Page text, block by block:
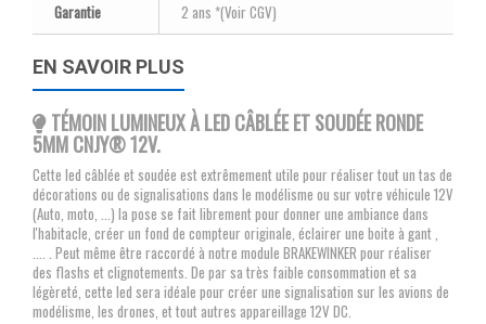
Garantie
2 ans *(Voir CGV)
EN SAVOIR PLUS
TÉMOIN LUMINEUX À LED CÂBLÉE ET SOUDÉE RONDE
5MM CNJY® 12V.
Cette led câblée et soudée est extrêmement utile pour réaliser tout un tas de
décorations ou de signalisations dans le modélisme ou sur votre véhicule 12V
(Auto, moto, ...) la pose se fait librement pour donner une ambiance dans
l'habitacle, créer un fond de compteur originale, éclairer une boite à gant ,
.... . Peut même être raccordé à notre module BRAKEWINKER pour réaliser
des flashs et clignotements. De par sa très faible consommation et sa
légèreté, cette led sera idéale pour créer une signalisation sur les avions de
modélisme, les drones, et tout autres appareillage 12V DC.